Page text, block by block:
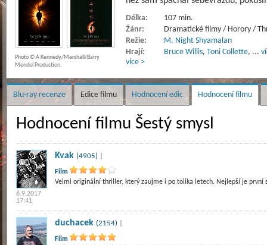
Délka:
107 min.
Žánr:
Dramatické filmy / Horory /
Režie:
M. Night Shyamalan
Hrají:
Bruce Willis, Toni Collette, ...
více >
Photo © A Kennedy/Marshall/Barry
Mendel Production.
Blu-ray recenze Edice filmu Hodnocení edic Hodnocení filmu
Hodnocení filmu Šestý smysl
6.9.2017
17:41
Kvak (4905)
Film
Velmi originální thriller, který zaujme i po tolika letech. Nejlepší je první
duchacek (2154)
Film